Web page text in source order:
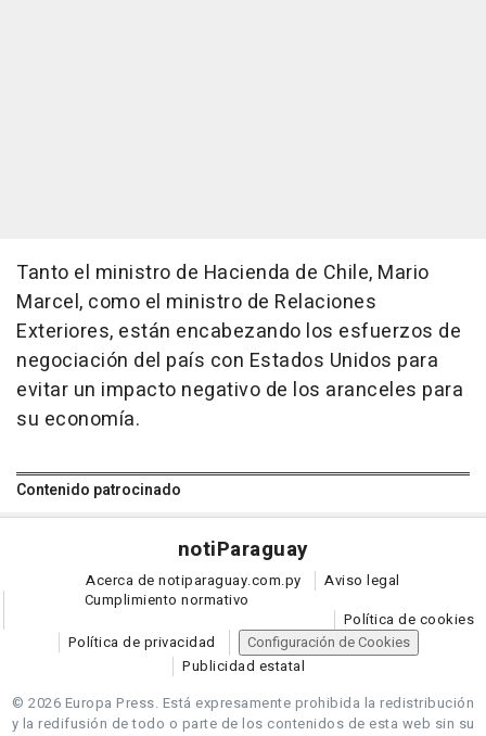
Tanto el ministro de Hacienda de Chile, Mario
Marcel, como el ministro de Relaciones
Exteriores, están encabezando los esfuerzos de
negociación del país con Estados Unidos para
evitar un impacto negativo de los aranceles para
su economía.
Contenido patrocinado
notiParaguay
Acerca de notiparaguay.com.py
Aviso legal
Cumplimiento normativo
Política de cookies
Política de privacidad
Configuración de Cookies
Publicidad estatal
© 2026 Europa Press. Está expresamente prohibida la redistribución
y la redifusión de todo o parte de los contenidos de esta web sin su